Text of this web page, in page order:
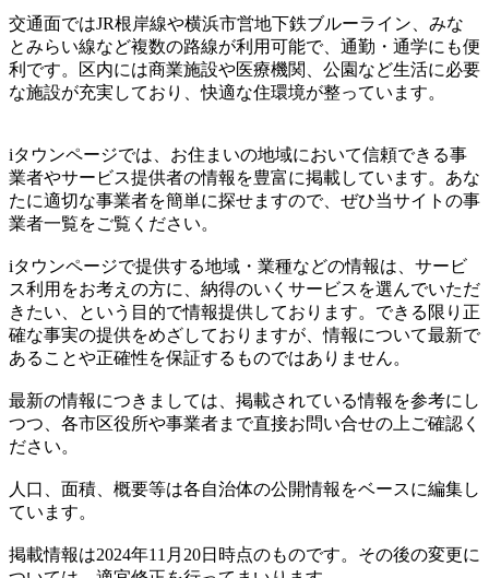
交通面ではJR根岸線や横浜市営地下鉄ブルーライン、みな
とみらい線など複数の路線が利用可能で、通勤・通学にも便
利です。区内には商業施設や医療機関、公園など生活に必要
な施設が充実しており、快適な住環境が整っています。
iタウンページでは、お住まいの地域において信頼できる事
業者やサービス提供者の情報を豊富に掲載しています。あな
たに適切な事業者を簡単に探せますので、ぜひ当サイトの事
業者一覧をご覧ください。
iタウンページで提供する地域・業種などの情報は、サービ
ス利用をお考えの方に、納得のいくサービスを選んでいただ
きたい、という目的で情報提供しております。できる限り正
確な事実の提供をめざしておりますが、情報について最新で
あることや正確性を保証するものではありません。
最新の情報につきましては、掲載されている情報を参考にし
つつ、各市区役所や事業者まで直接お問い合せの上ご確認く
ださい。
人口、面積、概要等は各自治体の公開情報をベースに編集し
ています。
掲載情報は2024年11月20日時点のものです。その後の変更に